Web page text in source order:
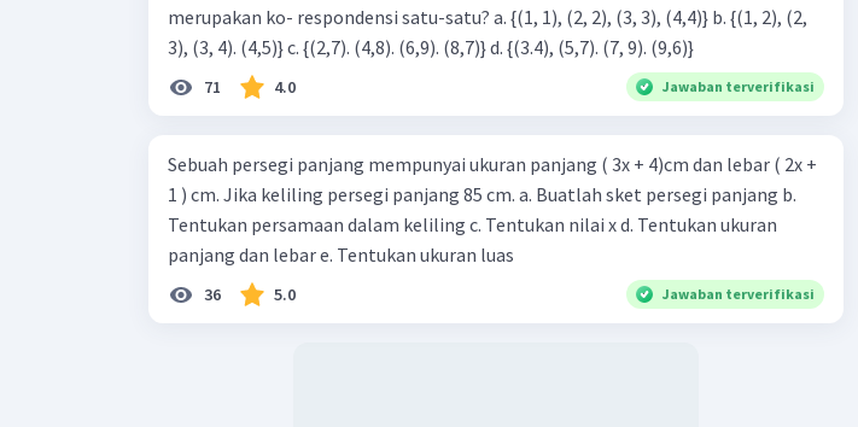
merupakan ko- respondensi satu-satu? a. {(1, 1), (2, 2), (3, 3), (4,4)} b. {(1, 2), (2,
3), (3, 4). (4,5)} c. {(2,7). (4,8). (6,9). (8,7)} d. {(3.4), (5,7). (7, 9). (9,6)}
71 4.0 Jawaban terverifikasi
Sebuah persegi panjang mempunyai ukuran panjang ( 3x + 4)cm dan lebar ( 2x +
1 ) cm. Jika keliling persegi panjang 85 cm. a. Buatlah sket persegi panjang b.
Tentukan persamaan dalam keliling c. Tentukan nilai x d. Tentukan ukuran
panjang dan lebar e. Tentukan ukuran luas
36 5.0 Jawaban terverifikasi